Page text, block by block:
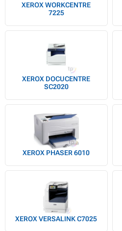
XEROX WORKCENTRE
7225
XEROX DOCUCENTRE
SC2020
XEROX PHASER 6010
XEROX VERSALINK C7025